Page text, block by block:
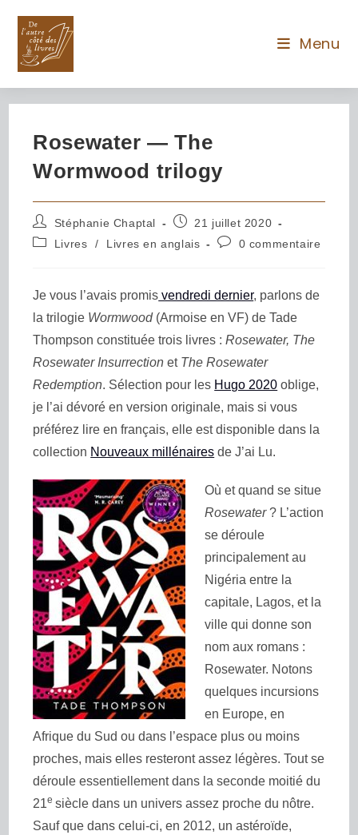
Menu
Rosewater — The
Wormwood trilogy
Stéphanie Chaptal
21 juillet 2020
Livres
/ Livres en anglais 0 commentaire
Je vous l’avais promis vendredi dernier, parlons de
la trilogie Wormwood(Armoise en VF) de Tade
Thompson constituée trois livres :Rosewater, The
Rosewater Insurrection et The Rosewater
Redemption. Sélection pour les Hugo 2020 oblige,
je l’ai dévoré en version originale, mais si vous
préférez lire en français, elle est disponible dans la
collection Nouveaux millénaires de J’ai Lu.
Où et quand se situe
Rosewater? L’action
se déroule
principalement au
Nigéria entre la
capitale, Lagos, et la
ville qui donne son
nom aux romans :
Rosewater. Notons
quelques incursions
en Europe, en
Afrique du Sud ou dans l’espace plus ou moins
proches, mais elles resteront assez légères. Tout se
déroule essentiellement dans la seconde moitié du
21esiècle dans un univers assez proche du nôtre.
Sauf que dans celui-ci, en 2012, un astéroïde,